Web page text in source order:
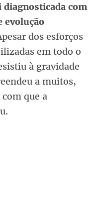
diagnosticada com
evolução
dos esforços
em todo o
à gravidade
a muitos,
que a